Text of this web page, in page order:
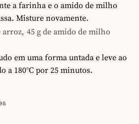
a farinha e o amido de milho
Misture novamente.
arroz, 45 g de amido de milho
em uma forma untada e leve ao
a 180°C por 25 minutos.